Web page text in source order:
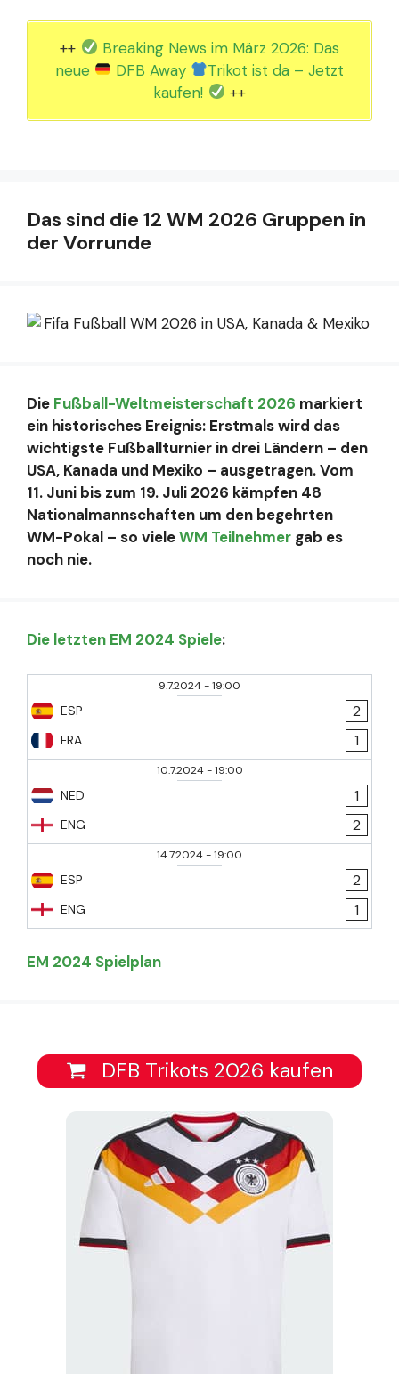
++
Breaking News im März 2026: Das
neue
DFB Away
Trikot ist da – Jetzt
kaufen!
++
Das sind die 12 WM 2026 Gruppen in
der Vorrunde
Die Fußball-Weltmeisterschaft 2026 markiert
ein historisches Ereignis: Erstmals wird das
wichtigste Fußballturnier in drei Ländern – den
USA, Kanada und Mexiko – ausgetragen. Vom
11. Juni bis zum 19. Juli 2026 kämpfen 48
Nationalmannschaften um den begehrten
WM-Pokal – so vieleWM Teilnehmer gab es
noch nie.
Die letzten EM 2024 Spiele:
9.7.2024-19:00
ESP
FRA
2
1
10.7.2024-19:00
NED
ENG
1
2
14.7.2024-19:00
ESP
ENG
2
1
EM 2024 Spielplan
DFB Trikots 2026 kaufen